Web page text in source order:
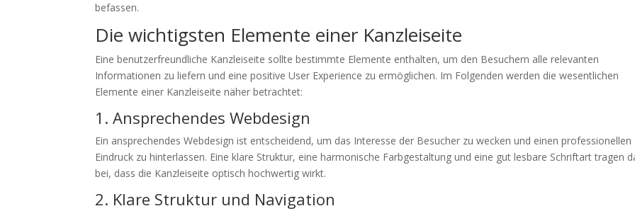
befassen.
Die wichtigsten Elemente einer Kanzleiseite
Eine benutzerfreundliche Kanzleiseite sollte bestimmte Elemente enthalten, um den Besuchern alle relevanten
Informationen zu liefern und eine positive User Experience zu ermöglichen. Im Folgenden werden die wesentlichen
Elemente einer Kanzleiseite näher betrachtet:
1. Ansprechendes Webdesign
Ein ansprechendes Webdesign ist entscheidend, um das Interesse der Besucher zu wecken und einen professionellen
Eindruck zu hinterlassen. Eine klare Struktur, eine harmonische Farbgestaltung und eine gut lesbare Schriftart tragen
bei, dass die Kanzleiseite optisch hochwertig wirkt.
2. Klare Struktur und Navigation